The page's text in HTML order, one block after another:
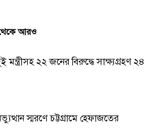
আরও
মন্ত্রীসহ ২২ জনের বিরুদ্ধে সাক্ষ্যগ্রহণ ২৪
স্মরণে চট্টগ্রামে হেফাজতের